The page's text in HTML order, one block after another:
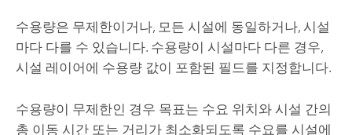
수용량은 무제한이거나, 모든 시설에 동일하거나, 시설
마다 다를 수 있습니다. 수용량이 시설마다 다른 경우,
시설 레이어에 수용량 값이 포함된 필드를 지정합니다.
수용량이 무제한인 경우 목표는 수요 위치와 시설 간의
총 이동 시간 또는 거리가 최소화되도록 수요를 시설에